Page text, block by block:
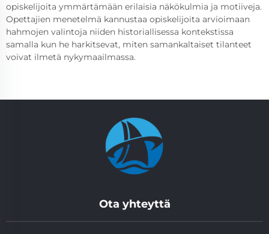
opiskelijoita ymmärtämään erilaisia näkökulmia ja motiiveja.
Opettajien menetelmä kannustaa opiskelijoita arvioimaan
hahmojen valintoja niiden historiallisessa kontekstissa
samalla kun he harkitsevat, miten samankaltaiset tilanteet
voivat ilmetä nykymaailmassa.
Ota yhteyttä